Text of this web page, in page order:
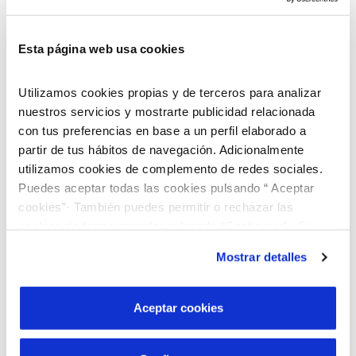
Esta página web usa cookies
Utilizamos cookies propias y de terceros para analizar
nuestros servicios y mostrarte publicidad relacionada
con tus preferencias en base a un perfil elaborado a
partir de tus hábitos de navegación. Adicionalmente
utilizamos cookies de complemento de redes sociales.
Puedes aceptar todas las cookies pulsando “ Aceptar
cookies”· También puedes permitir o rechazar las
instalación de todas las cookies salvo las necesarias que
son indispensables para que el sitio web funcione y que
por tanto no se pueden desactivar. Puedes consultar
Mostrar detalles
Aceptar cookies
¡Descubre nuestro programa de Becas
“Jóvenes Talentos”!